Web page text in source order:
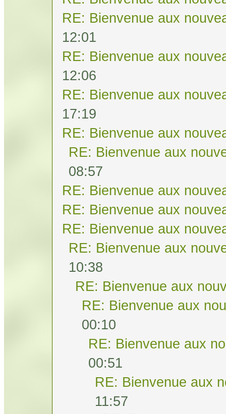
RE: Bienvenue aux
12:01
RE: Bienvenue aux
12:06
RE: Bienvenue aux
17:19
RE: Bienvenue aux
RE: Bienvenue aux
08:57
RE: Bienvenue aux
RE: Bienvenue aux
RE: Bienvenue aux
RE: Bienvenue aux
10:38
RE: Bienvenue aux
RE: Bienvenue aux
00:10
RE: Bienvenue aux
00:51
RE: Bienvenue aux
11:57